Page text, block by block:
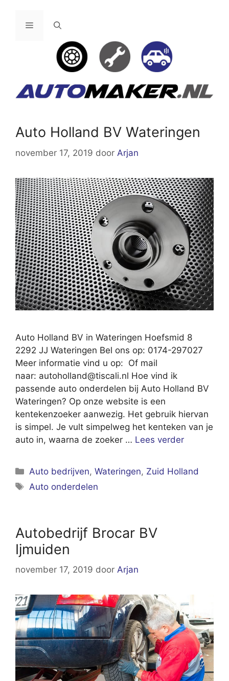
Menu
Auto Holland BV Wateringen
november 17, 2019 door Arjan
Auto Holland BV in Wateringen Hoefsmid 8
2292 JJ Wateringen Bel ons op: 0174-297027
Meer informatie vind u op: Of mail
naar: autoholland@tiscali.nl Hoe vind ik
passende auto onderdelen bij Auto Holland BV
Wateringen? Op onze website is een
kentekenzoeker aanwezig. Het gebruik hiervan
is simpel. Je vult simpelweg het kenteken van je
auto in, waarna de zoeker … Lees verder
Categorieën
Auto bedrijven,Wateringen, Zuid Holland
Tags
Auto onderdelen
Autobedrijf Brocar BV
Ijmuiden
november 17, 2019 door Arjan